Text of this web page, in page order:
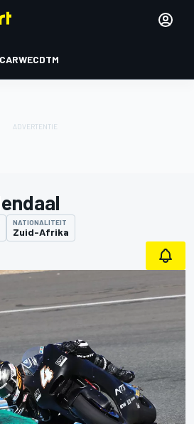
WECDTM
NATIONALITEIT
Zuid-Afrika